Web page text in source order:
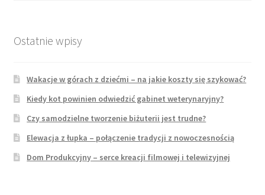
Ostatnie wpisy
Wakacje w górach z dziećmi – na jakie koszty się szykować?
Kiedy kot powinien odwiedzić gabinet weterynaryjny?
Czy samodzielne tworzenie biżuterii jest trudne?
Elewacja z łupka – połączenie tradycji z nowoczesnością
Dom Produkcyjny – serce kreacji filmowej i telewizyjnej